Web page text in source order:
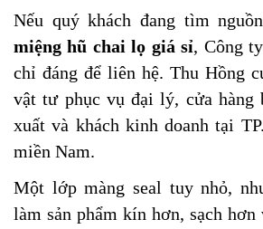
Nếu quý khách đang tìm nguồn
miệng hũ chai lọ giá sỉ, Công
chỉ đáng để liên hệ. Thu Hồng
vật tư phục vụ đại lý, cửa hàng
xuất và khách kinh doanh tại
miền Nam.
Một lớp màng seal tuy nhỏ,
làm sản phẩm kín hơn, sạch hơn